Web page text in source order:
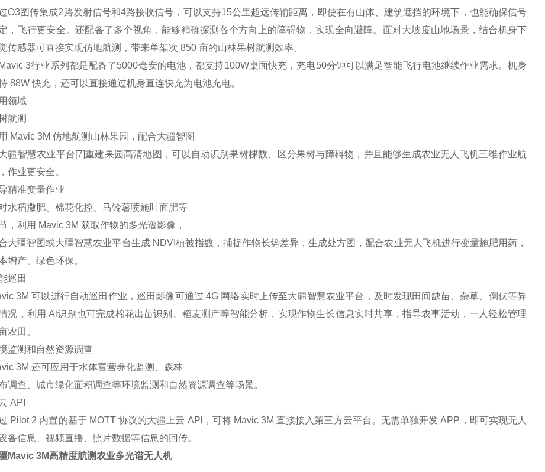
O3图传集成2路发射信号和4路接收信号，可以支持15公里超远传输距离，即使在有山体、建筑遮挡的环境下，也能确保信号
，飞行更安全。还配备了多个视角，能够精确探测各个方向上的障碍物，实现全向避障。面对大坡度山地场景，结合机身下
传感器可直接实现仿地航测，带来单架次 850 亩的山林果树航测效率。
3行业系列都是配备了5000毫安的电池，都支持100W桌面快充，充电50分钟可以满足智能飞行电池继续作业需求。机身
88W 快充，还可以直接通过机身直连快充为电池充电。
领域
航测
Mavic 3M 仿地航测山林果园，配合大疆智图
疆智慧农业平台[7]重建果园高清地图，可以自动识别果树棵数、区分果树与障碍物，并且能够生成农业无人飞机三维作业航
作业更安全。
精准变量作业
水稻撒肥、棉花化控、马铃薯喷施叶面肥等
，利用 Mavic 3M 获取作物的多光谱影像，
大疆智图或大疆智慧农业平台生成 NDVI植被指数，捕捉作物长势差异，生成处方图，配合农业无人飞机进行变量施肥用药，
增产、绿色环保。
巡田
3M 可以进行自动巡田作业，巡田影像可通过 4G 网络实时上传至大疆智慧农业平台，及时发现田间缺苗、杂草、倒伏等异
况，利用 Al识别也可完成棉花出苗识别、稻麦测产等智能分析，实现作物生长信息实时共享，指导农事活动，一人轻松管理
农田。
监测和自然资源调查
3M 还可应用于水体富营养化监测、森林
调查、城市绿化面积调查等环境监测和自然资源调查等场景。
API
Pilot 2 内置的基于 MOTT 协议的大疆上云 APl，可将 Mavic 3M 直接接入第三方云平台。无需单独开发 APP，即可实现无人
备信息、视频直播、照片数据等信息的回传。
Mavic 3M高精度航测农业多光谱无人机